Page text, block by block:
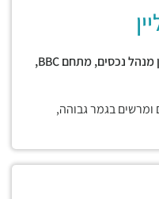
שיווק מלווה : טל דודו-הלוי יועץ נדל"ן מנהל נכסים, מתחם BBC,
בגמר גבוהה,